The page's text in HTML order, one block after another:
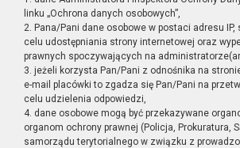
linku „Ochrona danych osobowych”,
2. Pana/Pani dane osobowe w postaci adresu
celu udostępniania strony internetowej oraz
prawnych spoczywających na
3. jeżeli korzysta Pan/Pani z odnośnika na
e-mail placówki to zgadza się Pan/Pani na
celu udzielenia odpowiedzi,
4. dane osobowe mogą być przekazywane
organom ochrony prawnej (Policja, Prokuratura,
samorządu terytorialnego w związku z